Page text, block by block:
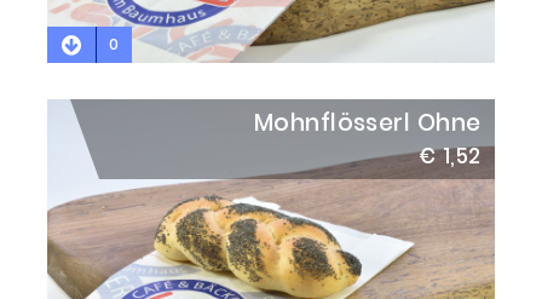
0
Mohnflösserl Ohne
€ 1,52